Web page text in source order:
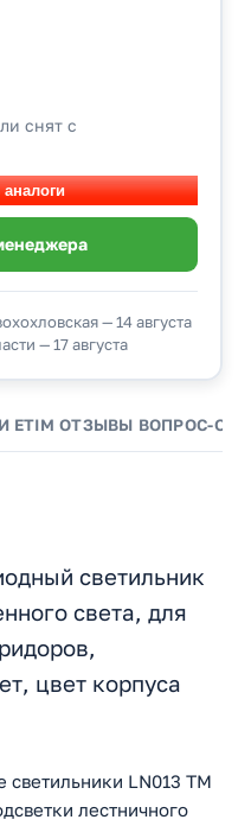
снят с
— 14 августа
— 17 августа
ETIM ОТЗЫВЫ ВОПРОС-
светильник
света, для
цвет корпуса
LN013 TM
лестничного